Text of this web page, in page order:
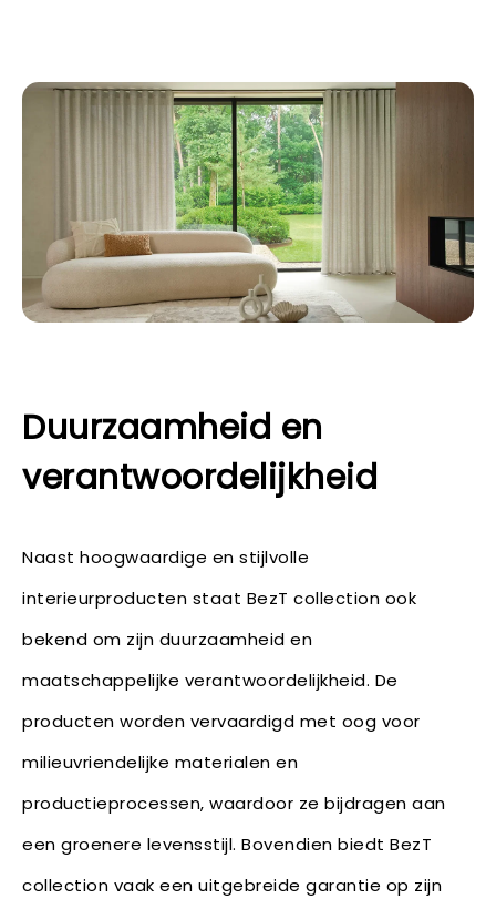
Duurzaamheid en
verantwoordelijkheid
Naast hoogwaardige en stijlvolle
interieurproducten staat BezT collection ook
bekend om zijn duurzaamheid en
maatschappelijke verantwoordelijkheid. De
producten worden vervaardigd met oog voor
milieuvriendelijke materialen en
productieprocessen, waardoor ze bijdragen aan
een groenere levensstijl. Bovendien biedt BezT
collection vaak een uitgebreide garantie op zijn